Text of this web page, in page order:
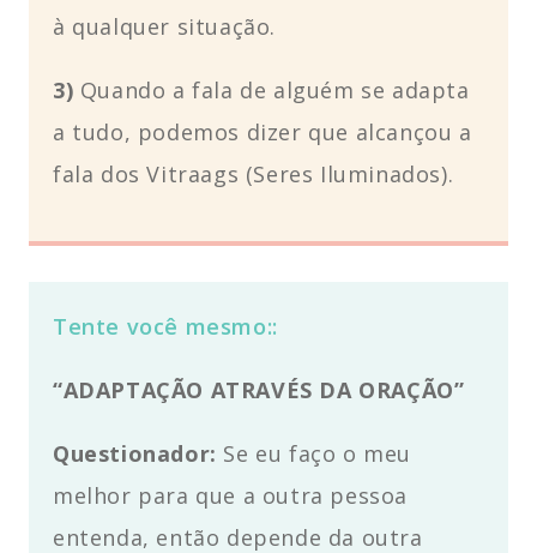
à qualquer situação.
3) Quando a fala de alguém se adapta
a tudo, podemos dizer que alcançou a
fala dos Vitraags (Seres Iluminados).
Tente você mesmo::
“ADAPTAÇÃO ATRAVÉS DA ORAÇÃO”
Questionador: Se eu faço o meu
melhor para que a outra pessoa
entenda, então depende da outra